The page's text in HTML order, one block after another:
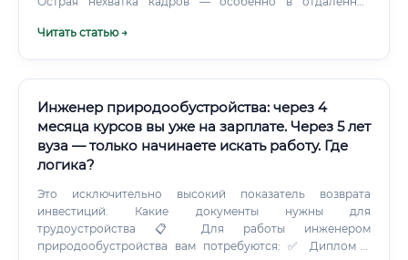
отрасли Чёткие инструкции — многие процессы
государственный инспектор, лесничий) требуется
наличие стажа.
Читать статью →
Инженер природообустройства: через 4
месяца курсов вы уже на зарплате. Через 5 лет
вуза — только начинаете искать работу. Где
логика?
Это исключительно высокий показатель возврата
инвестиций. Какие документы нужны для
трудоустройства 📋 Для работы инженером
природообустройства вам потребуются: ✅ Диплом о